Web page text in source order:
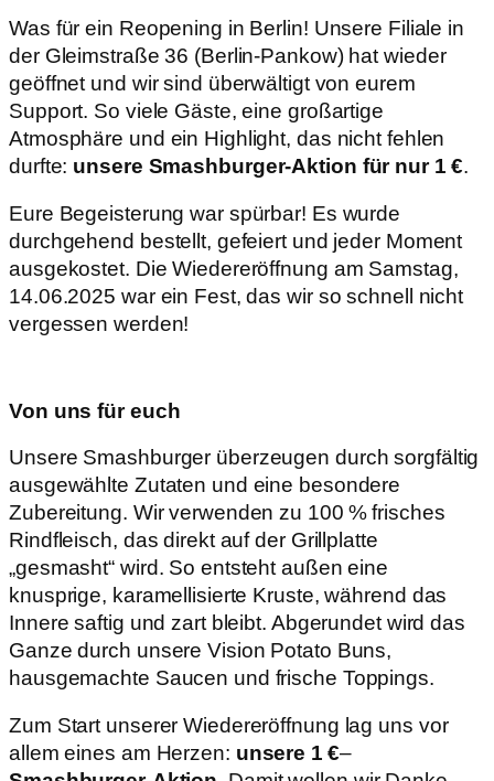
Was für ein Reopening in Berlin! Unsere Filiale in
der Gleimstraße 36 (Berlin-Pankow) hat wieder
geöffnet und wir sind überwältigt von eurem
Support. So viele Gäste, eine großartige
Atmosphäre und ein Highlight, das nicht fehlen
durfte: unsere Smashburger-Aktion für nur 1 €.
Eure Begeisterung war spürbar! Es wurde
durchgehend bestellt, gefeiert und jeder Moment
ausgekostet. Die Wiedereröffnung am Samstag,
14.06.2025 war ein Fest, das wir so schnell nicht
vergessen werden!
Von uns für euch
Unsere Smashburger überzeugen durch sorgfältig
ausgewählte Zutaten und eine besondere
Zubereitung. Wir verwenden zu 100 % frisches
Rindfleisch, das direkt auf der Grillplatte
„gesmasht“ wird. So entsteht außen eine
knusprige, karamellisierte Kruste, während das
Innere saftig und zart bleibt. Abgerundet wird das
Ganze durch unsere Vision Potato Buns,
hausgemachte Saucen und frische Toppings.
Zum Start unserer Wiedereröffnung lag uns vor
allem eines am Herzen: unsere 1 €–